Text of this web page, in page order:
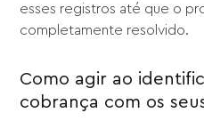
esses registros até que o
completamente resolvido.
Como agir ao
cobrança com os